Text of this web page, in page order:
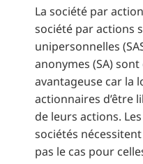
La société par
société par actions
unipersonnelles
anonymes (SA)
avantageuse car la
actionnaires d’être
de leurs actions.
sociétés
pas le cas pour